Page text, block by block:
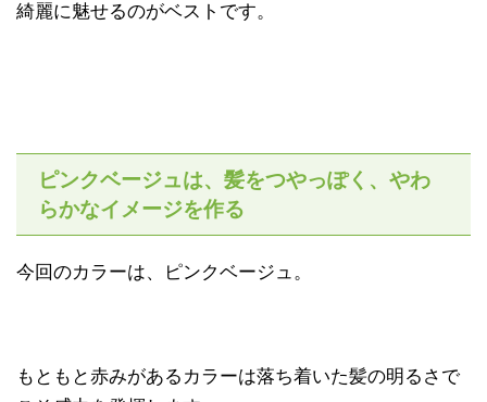
綺麗に魅せるのがベストです。
ピンクベージュは、髪をつやっぽく、やわ
らかなイメージを作る
今回のカラーは、ピンクベージュ。
もともと赤みがあるカラーは落ち着いた髪の明るさで